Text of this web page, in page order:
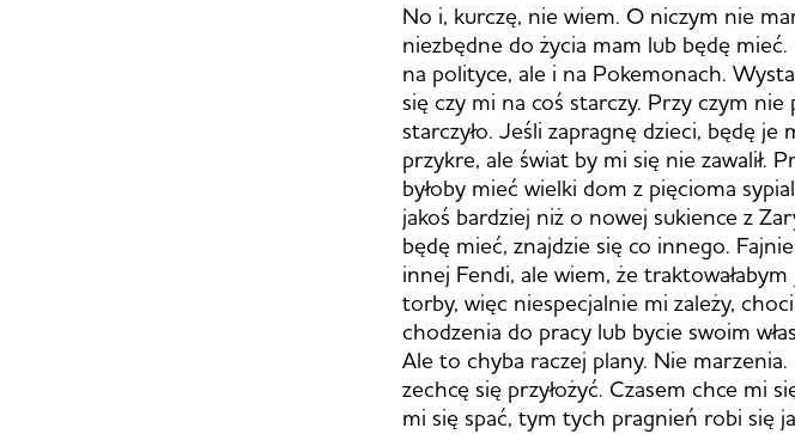
No i, kurczę, nie wiem. O niczym nie
niezbędne do życia mam lub będę
na polityce, ale i na Pokemonach.
się czy mi na coś starczy. Przy czym
starczyło. Jeśli zapragnę dzieci, będę je
przykre, ale świat by mi się nie zawalił.
byłoby mieć wielki dom z pięcioma
jakoś bardziej niż o nowej sukience z
będę mieć, znajdzie się co innego.
innej Fendi, ale wiem, że
torby, więc niespecjalnie mi zależy,
chodzenia do pracy lub bycie swoim
Ale to chyba raczej plany. Nie
zechcę się przyłożyć. Czasem chce mi
mi się spać, tym tych pragnień robi się